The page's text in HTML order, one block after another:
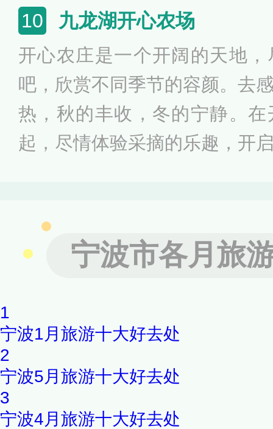
礼，散发着独有的光彩。随处
路、石桥、石巷、石井、石磨
源划分为石屋古村、台地风光
四大区块，是一个具有石村特
交流、疗养度假、休闲运动等
旅游区。
10 九龙湖开心农场
开心农庄是一个开阔的天地
吧，欣赏不同季节的容颜。去
热，秋的丰收，冬的宁静。
起，尽情体验采摘的乐趣，开
场是一家综合性的采摘农庄，
蓝莓以及美国树莓。农场内有
宁波市各月旅
1
宁波1月旅游十大好去处
2
宁波5月旅游十大好去处
3
宁波4月旅游十大好去处